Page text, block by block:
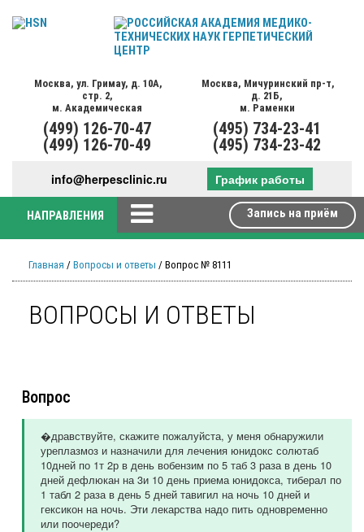
Москва, ул. Гримау, д. 10А,
стр. 2,
м. Академическая
(499) 126-70-47
(499) 126-70-49
Москва, Мичуринский пр-т,
д. 21Б,
м. Раменки
(495) 734-23-41
(495) 734-23-42
info@herpesclinic.ru График работы
НАПРАВЛЕНИЯ Запись на приём
Главная / Вопросы и ответы / Вопрос № 8111
ВОПРОСЫ И ОТВЕТЫ
Вопрос
�дравствуйте, скажите пожалуйста, у меня обнаружили
уреплазмоз и назначили для лечения юнидокс солютаб
10дней по 1т 2р в день вобензим по 5 таб 3 раза в день 10
дней дефлюкан на 3и 10 день приема юнидокса, тиберал по
1 табл 2 раза в день 5 дней тавигил на ночь 10 дней и
гексикон на ночь. Эти лекарства надо пить одновременно
или поочереди?